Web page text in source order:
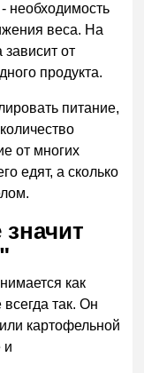
необходимость
веса. На
от
продукта.
питание,
от многих
едят, а сколько
как
так. Он
картофельной
и